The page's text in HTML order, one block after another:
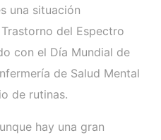
una situación
del Espectro
con el Día Mundial de
de Salud Mental
de rutinas.
hay una gran